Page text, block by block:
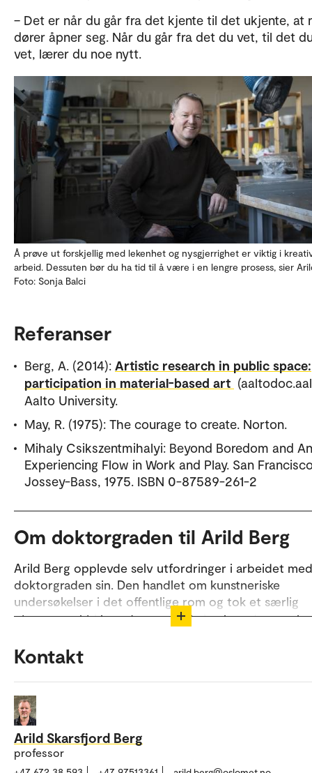
– Det er når du går fra det kjente til det ukjente, at
dører åpner seg. Når du går fra det du vet, til det
vet, lærer du noe nytt.
Å prøve ut forskjellig med lekenhet og nysgjerrighet er viktig i
arbeid. Dessuten bør du ha tid til å være i en lengre prosess, sier
Foto: Sonja Balci
Referanser
Berg, A. (2014): Artistic research in public space:
participation in material-based art
Aalto University.
May, R. (1975): The courage to create. Norton.
Mihaly Csikszentmihalyi: Beyond Boredom and
Experiencing Flow in Work and Play. San
Jossey-Bass, 1975. ISBN 0-87589-261-2
Om doktorgraden til Arild Berg
Arild Berg opplevde selv utfordringer i arbeidet med
doktorgraden sin. Den handlet om kunstneriske
undersøkelser i det offentlige rom og tok et særlig
utgangspunkt i hvordan medvirkning kan
Gjennom å gå inn i kreative prosesser i
ønsket han å skape kunst for helt ulike kontekster
ulike mennesker i det virkelige liv. Derfor laget han
for et kirkerom, en skole og et sykehus.
Det var utfordrende prosesser på svært ulike måter
tre institusjonene. I kirken samarbeidet han med
Kontakt
Arild Skarsfjord Berg
professor